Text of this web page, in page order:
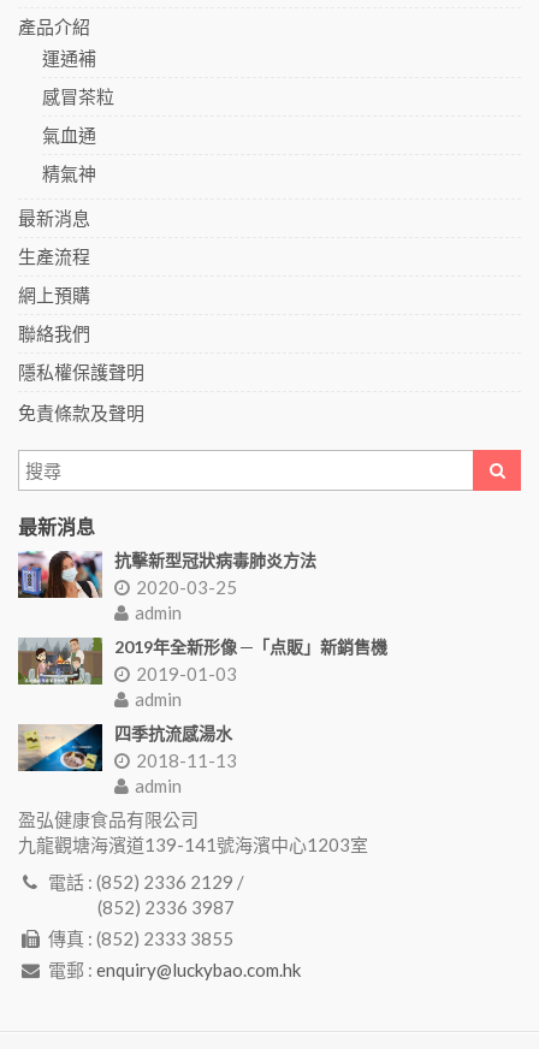
產品介紹
運通補
感冒茶粒
氣血通
精氣神
最新消息
生產流程
網上預購
聯絡我們
隱私權保護聲明
免責條款及聲明
最新消息
抗擊新型冠狀病毒肺炎方法
2020-03-25
admin
2019年全新形像 ─「点販」新銷售機
2019-01-03
admin
四季抗流感湯水
2018-11-13
admin
盈弘健康食品有限公司
九龍觀塘海濱道139-141號海濱中心1203室
電話 : (852) 2336 2129 /
(852) 2336 3987
傳真 : (852) 2333 3855
電郵 : enquiry@luckybao.com.hk